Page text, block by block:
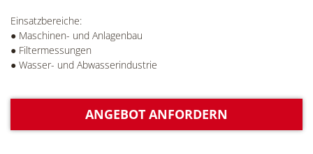
Einsatzbereiche:
● Maschinen- und Anlagenbau
● Filtermessungen
● Wasser- und Abwasserindustrie
ANGEBOT ANFORDERN